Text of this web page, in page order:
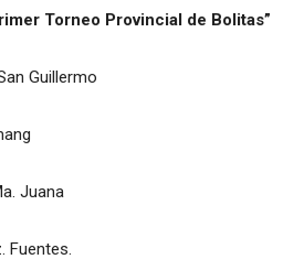
Torneo Provincial de Bolitas”
Guillermo
Juana
Fuentes.